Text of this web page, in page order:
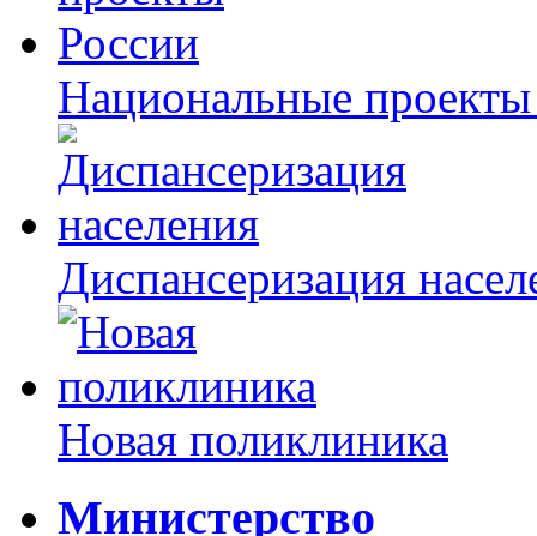
Национальные
Диспансеризация
Новая поликлиника
Министерство